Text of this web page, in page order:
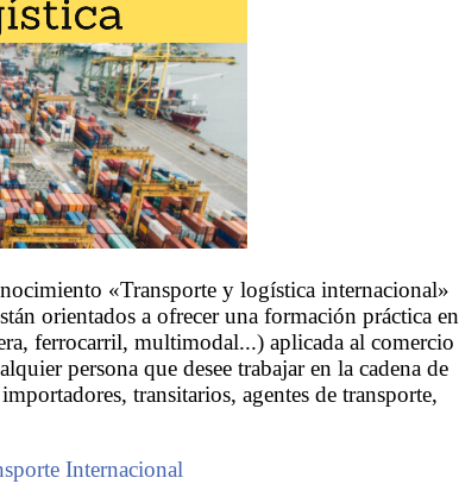
«Transporte y logística internacional»
orientados a ofrecer una formación práctica en
ferrocarril, multimodal...) aplicada al comercio
persona que desee trabajar en la cadena de
transitarios, agentes de transporte,
Internacional